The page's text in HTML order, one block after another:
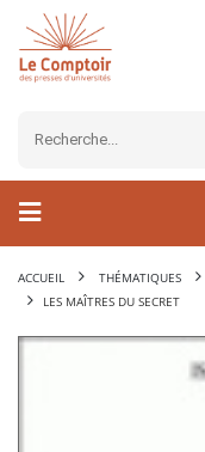
ACCUEIL THÉMATIQUES
LES MAÎTRES DU SECRET